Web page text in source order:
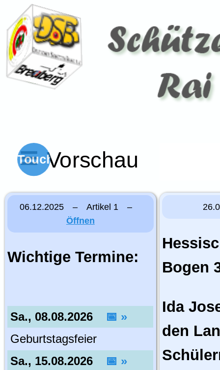
Vorschau
Touch
06.12.2025 – Artikel 1 –
Öffnen
Wichtige Termine:
Sa., 08.08.2026
📅 »
Geburtstagsfeier
Sa., 15.08.2026
📅 »
Bogen
Ida
den